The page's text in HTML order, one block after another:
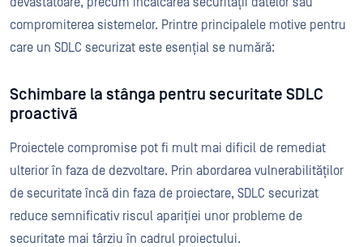
compromiterea sistemelor. Printre principalele motive pentru
care un SDLC securizat este esențial se numără:
Schimbare la stânga pentru securitate SDLC
proactivă
Proiectele compromise pot fi mult mai dificil de remediat
ulterior în faza de dezvoltare. Prin abordarea vulnerabilităților
de securitate încă din faza de proiectare, SDLC securizat
reduce semnificativ riscul apariției unor probleme de
securitate mai târziu în cadrul proiectului.